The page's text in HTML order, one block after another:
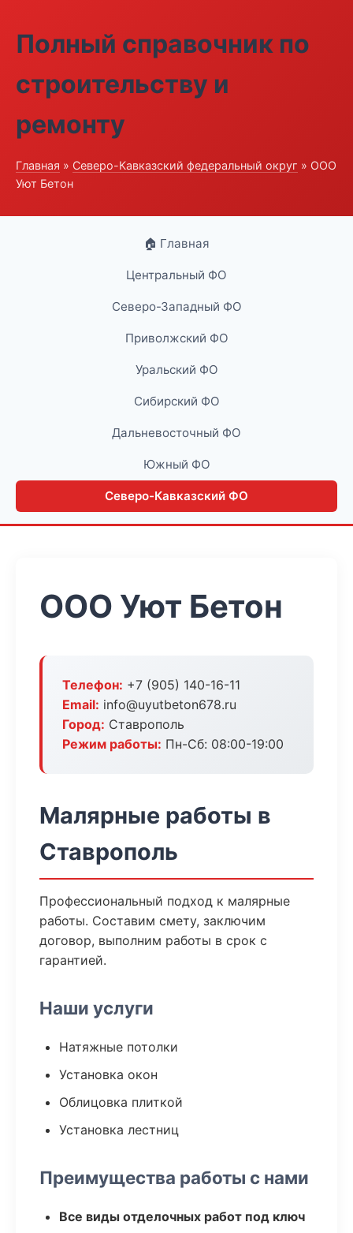
Полный справочник по
строительству и
ремонту
Главная » Северо-Кавказский федеральный округ » ООО
Уют Бетон
🏠 Главная
Центральный ФО
Северо-Западный ФО
Приволжский ФО
Уральский ФО
Сибирский ФО
Дальневосточный ФО
Южный ФО
Северо-Кавказский ФО
ООО Уют Бетон
Телефон: +7 (905) 140-16-11
Email: info@uyutbeton678.ru
Город: Ставрополь
Режим работы: Пн-Сб: 08:00-19:00
Малярные работы в
Ставрополь
Профессиональный подход к малярные
работы. Составим смету, заключим
договор, выполним работы в срок с
гарантией.
Наши услуги
Натяжные потолки
Установка окон
Облицовка плиткой
Установка лестниц
Преимущества работы с нами
Все виды отделочных работ под ключ